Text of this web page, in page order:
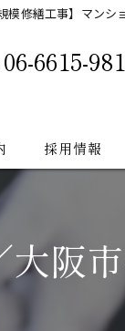
規模修繕工事】マン
06-6615-
採用情報
阪